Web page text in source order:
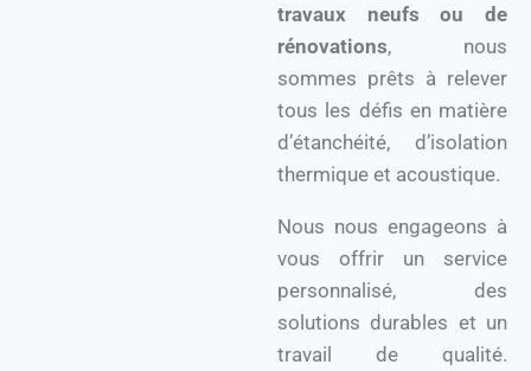
travaux neufs ou de
rénovations, nous
sommes prêts à relever
tous les défis en matière
d’étanchéité, d’isolation
thermique et acoustique.
Nous nous engageons à
vous offrir un service
personnalisé, des
solutions durables et un
travail de qualité.